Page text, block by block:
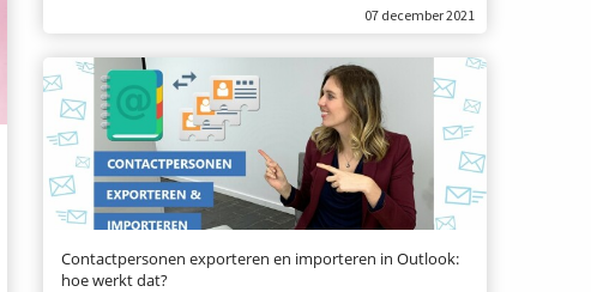
07 december 2021
Contactpersonen exporteren en importeren in Outlook:
hoe werkt dat?